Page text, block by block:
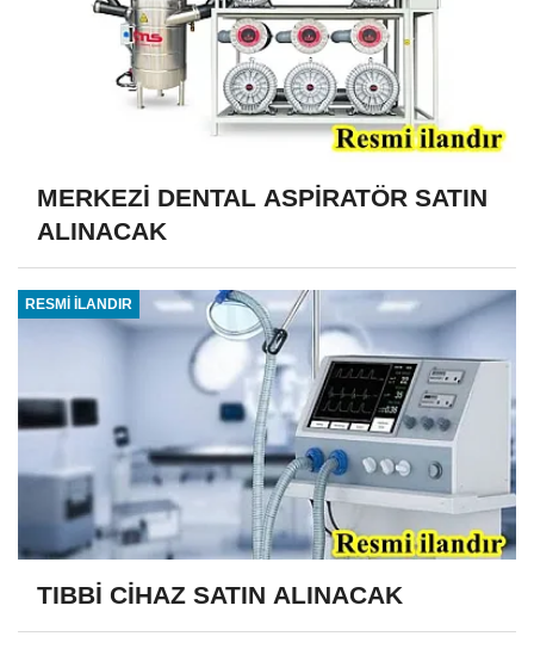
MERKEZİ DENTAL ASPİRATÖR SATIN
ALINACAK
RESMİ İLANDIR
TIBBİ CİHAZ SATIN ALINACAK